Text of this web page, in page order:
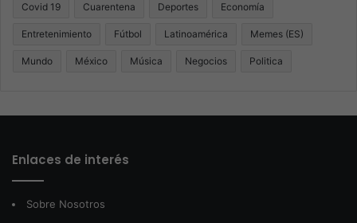
Covid 19 Cuarentena Deportes Economía
Entretenimiento Fútbol Latinoamérica Memes (ES)
Mundo México Música Negocios Politica
Enlaces de interés
Sobre Nosotros